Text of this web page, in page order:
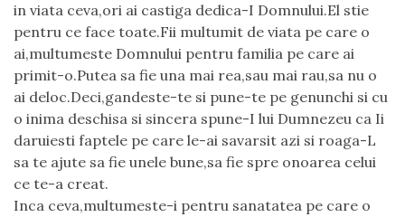
in viata ceva,ori ai castiga dedica-I Domnului.El stie
pentru ce face toate.Fii multumit de viata pe care o
ai,multumeste Domnului pentru familia pe care ai
primit-o.Putea sa fie una mai rea,sau mai rau,sa nu o
ai deloc.Deci,gandeste-te si pune-te pe genunchi si cu
o inima deschisa si sincera spune-I lui Dumnezeu ca Ii
daruiesti faptele pe care le-ai savarsit azi si roaga-L
sa te ajute sa fie unele bune,sa fie spre onoarea celui
ce te-a creat.
Inca ceva,multumeste-i pentru sanatatea pe care o